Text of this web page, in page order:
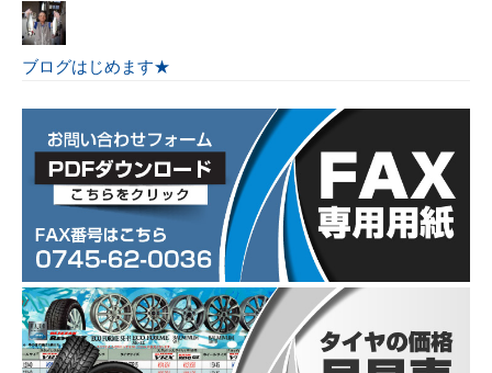
ブログはじめます★